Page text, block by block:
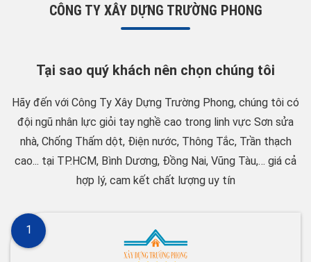
CÔNG TY XÂY DỰNG TRƯỜNG PHONG
Tại sao quý khách nên chọn chúng tôi
Hãy đến với Công Ty Xây Dựng Trường Phong, chúng tôi có
đội ngũ nhân lực giỏi tay nghề cao trong linh vực Sơn sửa
nhà, Chống Thấm dột, Điện nước, Thông Tắc, Trần thạch
cao... tại TP.HCM, Bình Dương, Đồng Nai, Vũng Tàu,… giá cả
hợp lý, cam kết chất lượng uy tín
1